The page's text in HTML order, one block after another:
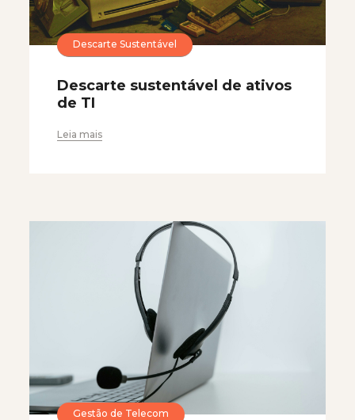
Descarte Sustentável
Descarte sustentável de ativos
de TI
Leia mais
Gestão de Telecom